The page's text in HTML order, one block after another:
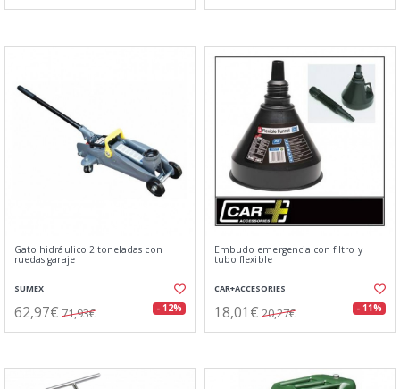
Gato hidráulico 2 toneladas con
ruedas garaje
SUMEX
62,97€ 71,93€ - 12%
Embudo emergencia con filtro y
tubo flexible
CAR+ACCESORIES
18,01€ 20,27€ - 11%